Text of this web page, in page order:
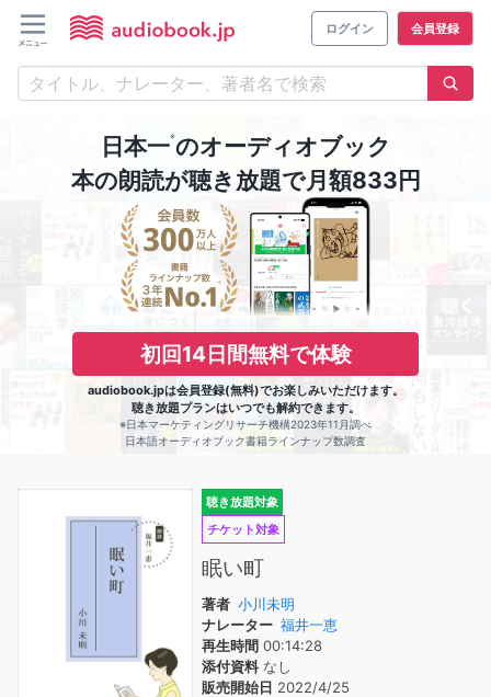
ログイン 会員登録
日本一※のオーディオブック
本の朗読が聴き放題で月額833円
初回14日間無料で体験
audiobook.jpは会員登録(無料)でお楽しみいただけます。
聴き放題プランはいつでも解約できます。
※日本マーケティングリサーチ機構2023年11月調べ
日本語オーディオブック書籍ラインナップ数調査
聴き放題対象
チケット対象
眠い町
著者 小川未明
ナレーター 福井一恵
再生時間 00:14:28
添付資料なし
販売開始日 2022/4/25